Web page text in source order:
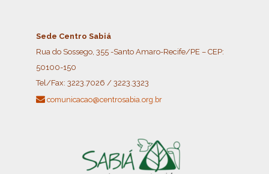
Sede Centro Sabiá
Rua do Sossego, 355 -Santo Amaro-Recife/PE – CEP:
50100-150
Tel/Fax: 3223.7026 / 3223.3323
comunicacao@centrosabia.org.br